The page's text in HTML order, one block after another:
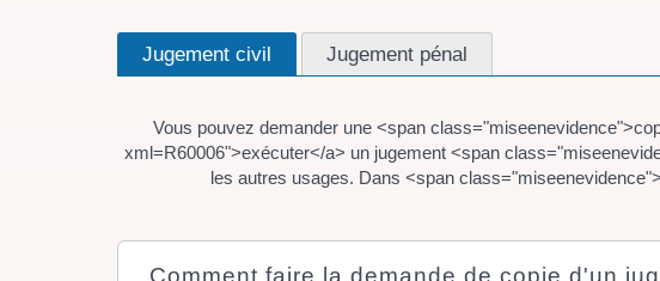
Jugement civil Jugement pénal
Vous pouvez demander une <span
xml=R60006">exécuter</a> un jugement <span
les autres usages. Dans <span
Comment faire la demande de copie d'un